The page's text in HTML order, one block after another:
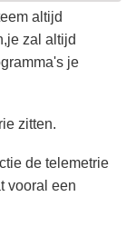
altijd
zal altijd
je
zitten.
de telemetrie
vooral een